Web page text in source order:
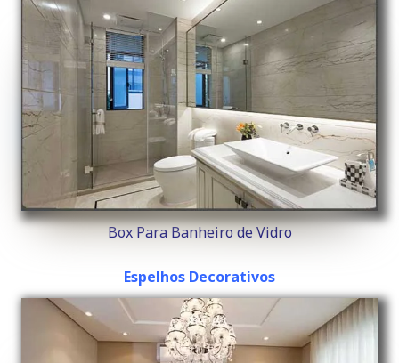
Box Para Banheiro de Vidro
Espelhos Decorativos